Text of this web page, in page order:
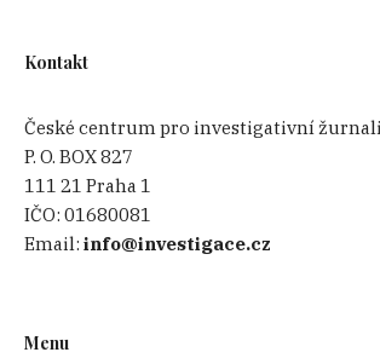
Kontakt
České centrum pro investigativní
P. O. BOX 827
111 21 Praha 1
IČO:01680081
Email:info@investigace.cz
Menu